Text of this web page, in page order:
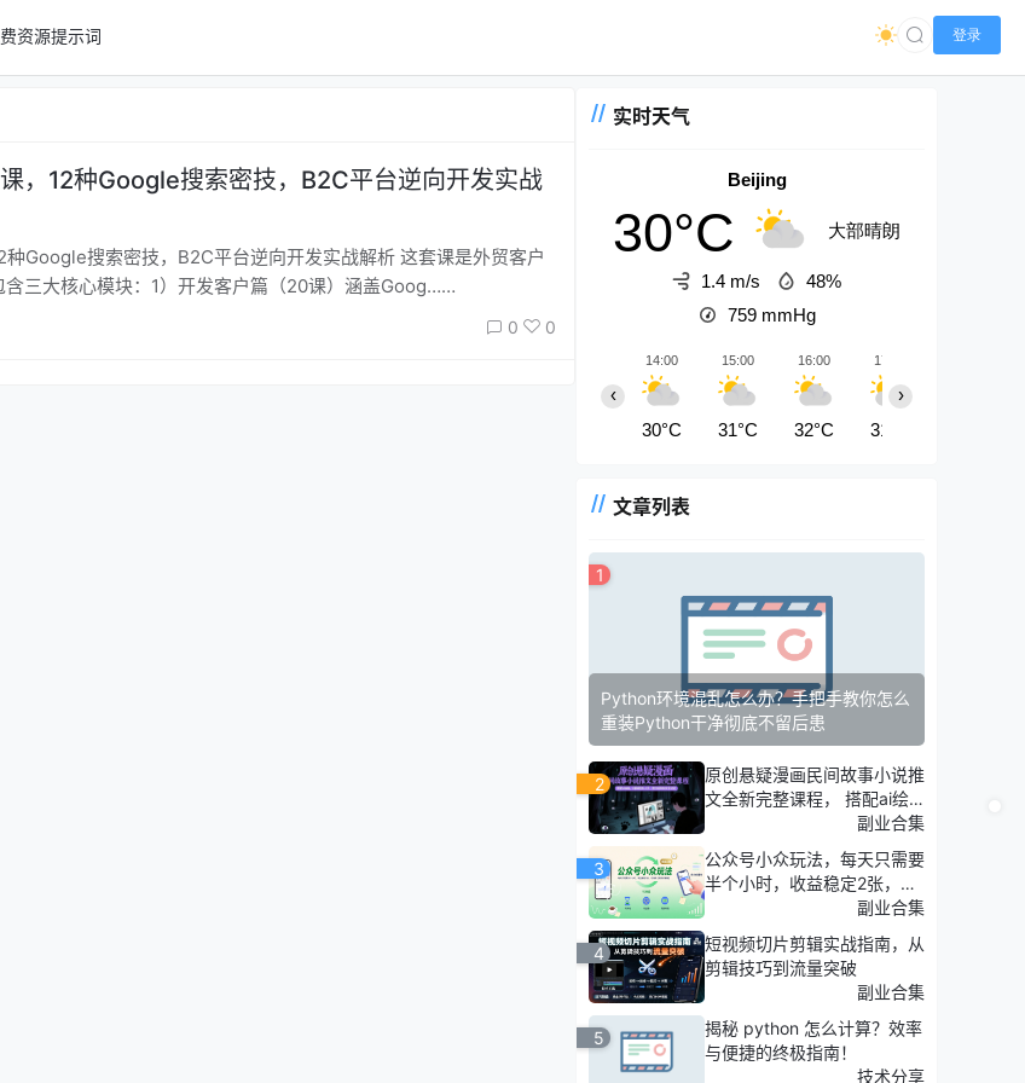
资源提示词 登录
，12种Google搜索密技，B2C平台逆向开发实战
搜索密技，B2C平台逆向开发实战解析 这套课是外贸客户
含三大核心模块：1）开发客户篇（20课）涵盖Goog……
0 0
实时天气
Beijing
30°C 大部晴朗
1.4 m/s
48%
759 mmHg
14:00
30°C
15:00
31°C
16:00
32°C
17:00
31°C
‹ ›
文章列表
1
Python环境混乱怎么办？手把手教你怎么
重装Python干净彻底不留后患
2
原创悬疑漫画民间故事小说推
文全新完整课程， 搭配ai绘
画，0基础轻松上手，撸分成
和伙伴计划
副业合集
3
公众号小众玩法，每天只需要
半个小时，收益稳定2张，可
副业合集
4
短视频切片剪辑实战指南，从
剪辑技巧到流量突破
副业合集
5
揭秘 python 怎么计算？效率
与便捷的终极指南！
技术分享